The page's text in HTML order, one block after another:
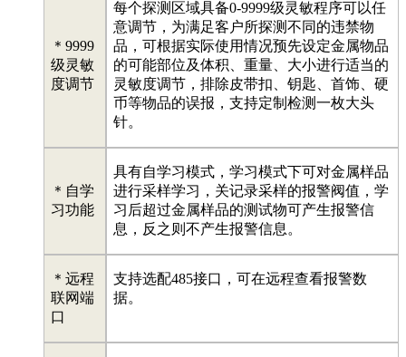
＊9999
级灵敏
度调节
每个探测区域具备0-9999级灵敏程序可以任
意调节，为满足客户所探测不同的违禁物
品，可根据实际使用情况预先设定金属物品
的可能部位及体积、重量、大小进行适当的
灵敏度调节，排除皮带扣、钥匙、首饰、硬
币等物品的误报，支持定制检测一枚大头
针。
＊自学
习功能
具有自学习模式，学习模式下可对金属样品
进行采样学习，关记录采样的报警阀值，学
习后超过金属样品的测试物可产生报警信
息，反之则不产生报警信息。
＊远程
联网端
口
支持选配485接口，可在远程查看报警数
据。